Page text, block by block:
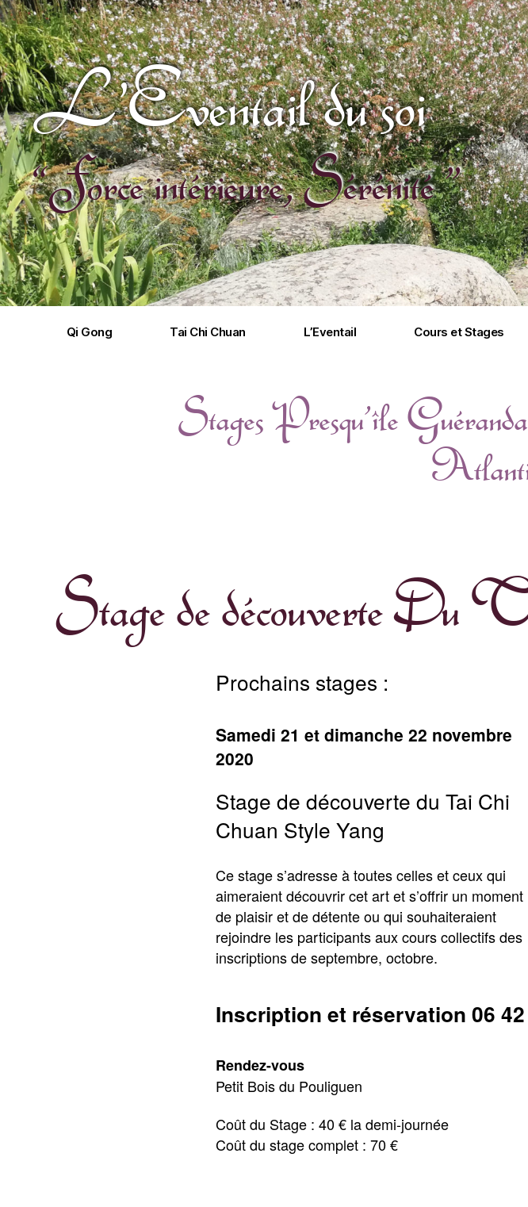
L'Eventail du soi
“Force intérieure, Sérénité ”
Qi Gong Tai Chi Chuan L’Eventail Cours et Stages
Stages Presqu’île
Stage de découverte
Prochains stages :
Samedi 21 et dimanche 22 novembre
2020
Stage de découverte du Tai Chi
Chuan Style Yang
Ce stage s’adresse à toutes celles et ceux qui
aimeraient découvrir cet art et s’offrir un moment
de plaisir et de détente ou qui souhaiteraient
rejoindre les participants aux cours collectifs des
inscriptions de septembre, octobre.
Inscription et réservation 06 42
Rendez-vous
Petit Bois du Pouliguen
Coût du Stage : 40 € la demi-journée
Coût du stage complet : 70 €